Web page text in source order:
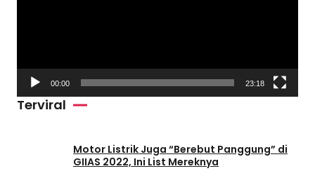
d
00:00 23:18
Terviral
Motor Listrik Juga “Berebut Panggung” di
GIIAS 2022, Ini List Mereknya